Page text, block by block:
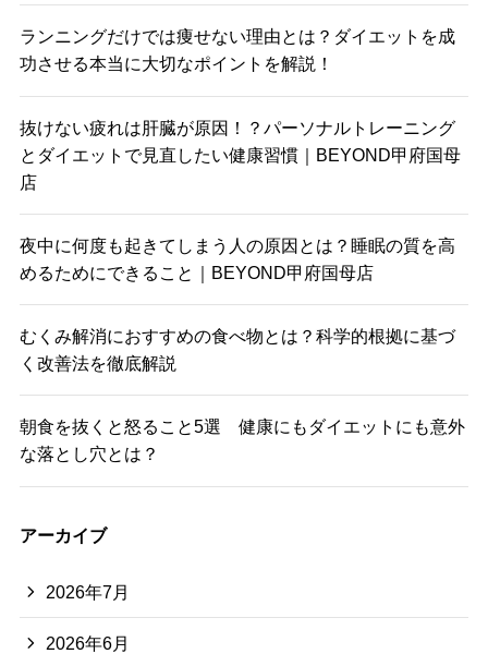
ランニングだけでは痩せない理由とは？ダイエットを成
功させる本当に大切なポイントを解説！
抜けない疲れは肝臓が原因！？パーソナルトレーニング
とダイエットで見直したい健康習慣｜BEYOND甲府国母
店
夜中に何度も起きてしまう人の原因とは？睡眠の質を高
めるためにできること｜BEYOND甲府国母店
むくみ解消におすすめの食べ物とは？科学的根拠に基づ
く改善法を徹底解説
朝食を抜くと怒ること5選 健康にもダイエットにも意外
な落とし穴とは？
アーカイブ
2026年7月
2026年6月